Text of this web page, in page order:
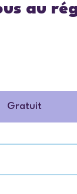
au
Gratuit